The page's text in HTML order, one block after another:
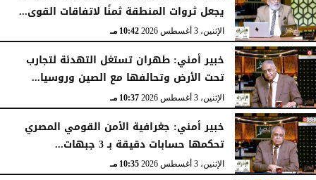
يجعل ثروات المنطقة ثمنًا لاتفاقات القوى...
الإثنين، 3 أغسطس 2026 10:42 مـ
خبير أمني: طهران تستغل التهدئة لتجارب
تحت الأرض وتحالفها مع الصين وروسيا...
الإثنين، 3 أغسطس 2026 10:37 مـ
خبير أمني: جغرافية الأمن القومي المصري
تحكمها حسابات دقيقة بـ 3 جبهات...
الإثنين، 3 أغسطس 2026 10:35 مـ